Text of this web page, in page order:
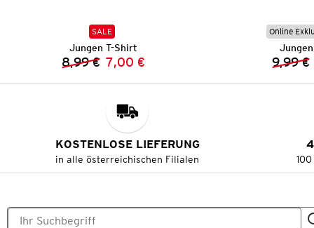
SALE
Jungen T-Shirt
Vorheriger Preis:
8,99 € Neuer Preis:
7,00 €
Online
9,99 €
KOSTENLOSE LIEFERUNG
in alle österreichischen Filialen